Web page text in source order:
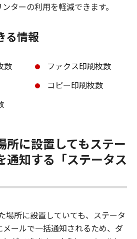
ターの利用を軽減できます。
る情報
数
ファクス印刷枚数
コピー印刷枚数
所に設置してもステー
通知する「ステータス
場所に設置していても、ステータ
ールで一括通知されるため、ダ